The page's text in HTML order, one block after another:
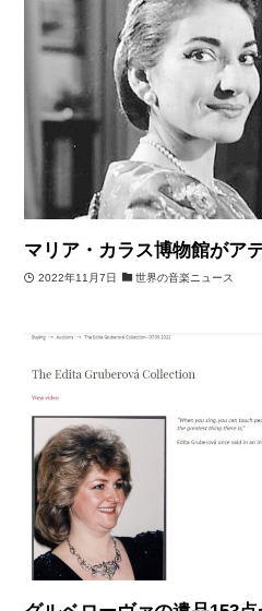
マリア・カラス博物館がア
2022年11月7日 世界の音楽ニュース